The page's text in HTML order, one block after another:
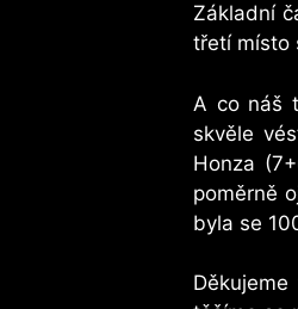
Základní
třetí místo
A co náš
skvěle
Honza
poměrně
byla se